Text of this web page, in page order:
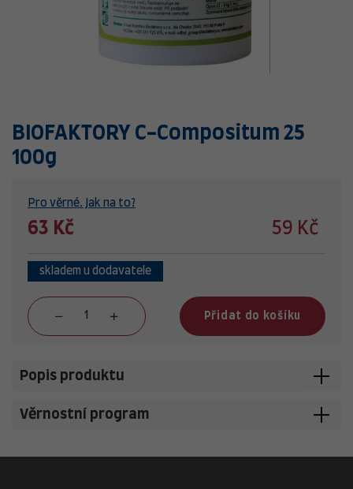
BIOFAKTORY C-Compositum 25
100g
Pro věrné. Jak na to?
63 Kč 59 Kč
skladem u dodavatele
Přidat do košíku
Popis produktu
Věrnostní program